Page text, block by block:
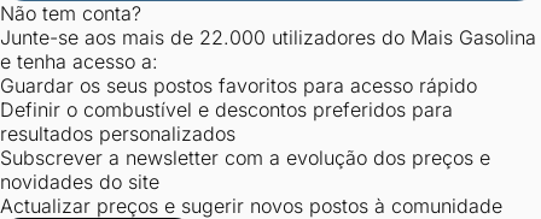
Não tem conta?
Junte-se aos mais de 22.000 utilizadores do Mais Gasolina
e tenha acesso a:
Guardar os seus postos favoritos para acesso rápido
Definir o combustível e descontos preferidos para
resultados personalizados
Subscrever a newsletter com a evolução dos preços e
novidades do site
Actualizar preços e sugerir novos postos à comunidade